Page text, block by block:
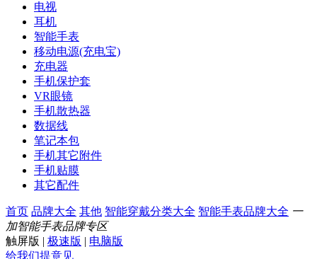
电视
耳机
智能手表
移动电源(充电宝)
充电器
手机保护套
VR眼镜
手机散热器
数据线
笔记本包
手机其它附件
手机贴膜
其它配件
首页 品牌大全 其他 智能穿戴分类大全 智能手表品牌大全 一
加智能手表品牌专区
触屏版 | 极速版 | 电脑版
给我们提意见